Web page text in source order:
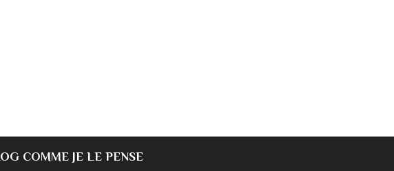
COMME JE LE PENSE